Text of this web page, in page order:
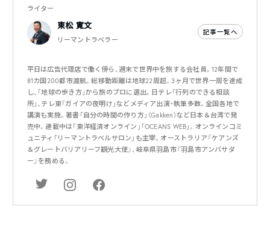
ライター
東松 寛文
リーマントラベラー
記事一覧へ
平日は広告代理店で働く傍ら、週末で世界中を旅する会社員。12年間で
81カ国200都市渡航。総移動距離は地球22周超。3ヶ月で世界一周を達成
し、「地球の歩き方」から旅のプロに選出。日テレ「行列のできる相談
所」、テレ東「ガイアの夜明け」などメディア出演・執筆多数。全国各地で
講演も実施。著書「自分の時間の作り方」（Gakken）など日本＆台湾で発
売中。連載中は「東洋経済オンライン」「OCEANS WEB」。オンラインコミ
ュニティ「リーマントラベルサロン」も主宰。オーストラリア『ケアンズ
＆グレートバリアリーフ観光大使』、岐阜県羽島市『羽島市アンバサダ
ー』を務める。